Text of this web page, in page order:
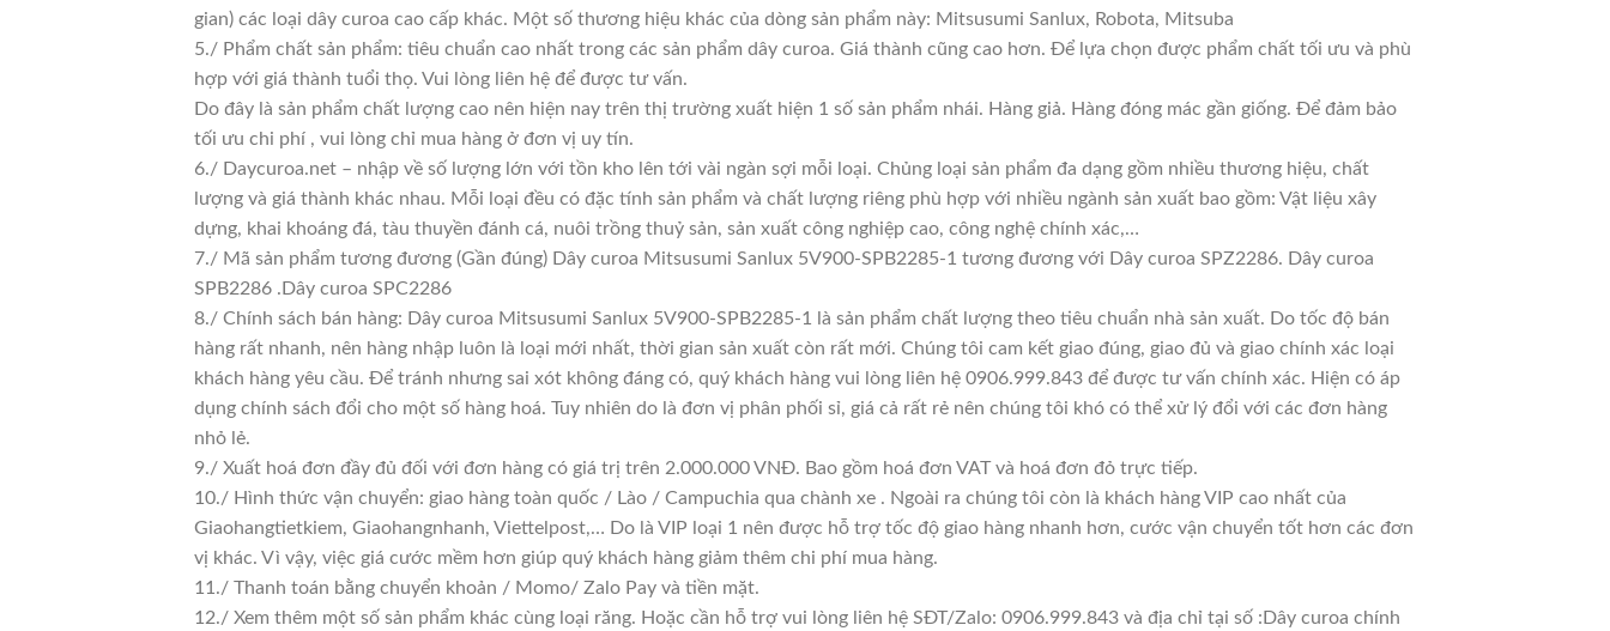
gian) các loại dây curoa cao cấp khác. Một số thương hiệu khác của dòng sản phẩm này: Mitsusumi Sanlux, Robota, Mitsuba
5./ Phẩm chất sản phẩm: tiêu chuẩn cao nhất trong các sản phẩm dây curoa. Giá thành cũng cao hơn. Để lựa chọn được phẩm chất tối ưu và phù
hợp với giá thành tuổi thọ. Vui lòng liên hệ để được tư vấn.
Do đây là sản phẩm chất lượng cao nên hiện nay trên thị trường xuất hiện 1 số sản phẩm nhái. Hàng giả. Hàng đóng mác gần giống. Để đảm bảo
tối ưu chi phí , vui lòng chỉ mua hàng ở đơn vị uy tín.
6./ Daycuroa.net – nhập về số lượng lớn với tồn kho lên tới vài ngàn sợi mỗi loại. Chủng loại sản phẩm đa dạng gồm nhiều thương hiệu, chất
lượng và giá thành khác nhau. Mỗi loại đều có đặc tính sản phẩm và chất lượng riêng phù hợp với nhiều ngành sản xuất bao gồm: Vật liệu xây
dựng, khai khoáng đá, tàu thuyền đánh cá, nuôi trồng thuỷ sản, sản xuất công nghiệp cao, công nghệ chính xác,…
7./ Mã sản phẩm tương đương (Gần đúng) Dây curoa Mitsusumi Sanlux 5V900-SPB2285-1 tương đương với Dây curoa SPZ2286. Dây curoa
SPB2286 .Dây curoa SPC2286
8./ Chính sách bán hàng: Dây curoa Mitsusumi Sanlux 5V900-SPB2285-1 là sản phẩm chất lượng theo tiêu chuẩn nhà sản xuất. Do tốc độ bán
hàng rất nhanh, nên hàng nhập luôn là loại mới nhất, thời gian sản xuất còn rất mới. Chúng tôi cam kết giao đúng, giao đủ và giao chính xác loại
khách hàng yêu cầu. Để tránh nhưng sai xót không đáng có, quý khách hàng vui lòng liên hệ 0906.999.843 để được tư vấn chính xác. Hiện có áp
dụng chính sách đổi cho một số hàng hoá. Tuy nhiên do là đơn vị phân phối sỉ, giá cả rất rẻ nên chúng tôi khó có thể xử lý đổi với các đơn hàng
nhỏ lẻ.
9./ Xuất hoá đơn đầy đủ đối với đơn hàng có giá trị trên 2.000.000 VNĐ. Bao gồm hoá đơn VAT và hoá đơn đỏ trực tiếp.
10./ Hình thức vận chuyển: giao hàng toàn quốc / Lào / Campuchia qua chành xe . Ngoài ra chúng tôi còn là khách hàng VIP cao nhất của
Giaohangtietkiem, Giaohangnhanh, Viettelpost,… Do là VIP loại 1 nên được hỗ trợ tốc độ giao hàng nhanh hơn, cước vận chuyển tốt hơn các đơn
vị khác. Vì vậy, việc giá cước mềm hơn giúp quý khách hàng giảm thêm chi phí mua hàng.
11./ Thanh toán bằng chuyển khoản / Momo/ Zalo Pay và tiền mặt.
12./ Xem thêm một số sản phẩm khác cùng loại răng. Hoặc cần hỗ trợ vui lòng liên hệ SĐT/Zalo: 0906.999.843 và địa chỉ tại số :Dây curoa chính